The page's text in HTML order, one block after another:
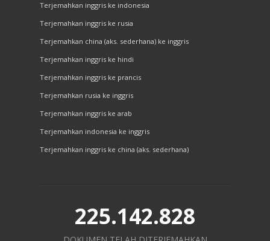
Terjemahkan inggris ke indonesia
Terjemahkan inggris ke rusia
Terjemahkan china (aks. sederhana) ke inggris
Terjemahkan inggris ke hindi
Terjemahkan inggris ke prancis
Terjemahkan rusia ke inggris
Terjemahkan inggris ke arab
Terjemahkan indonesia ke inggris
Terjemahkan inggris ke china (aks. sederhana)
225.142.828